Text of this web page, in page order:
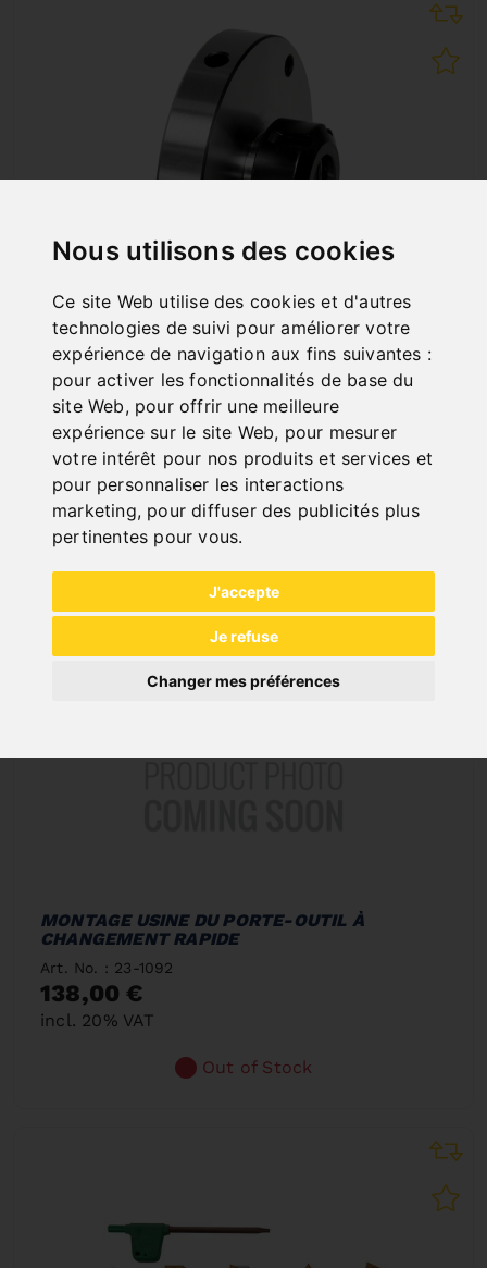
Nous utilisons des cookies
Ce site Web utilise des cookies et d'autres
technologies de suivi pour améliorer votre
expérience de navigation aux fins suivantes :
pour activer les fonctionnalités de base du
site Web, pour offrir une meilleure
expérience sur le site Web, pour mesurer
votre intérêt pour nos produits et services et
pour personnaliser les interactions
marketing, pour diffuser des publicités plus
pertinentes pour vous.
J'accepte
Je refuse
Changer mes préférences
MANDRIN PORTE-PINCE ER 25 - D 72
Art. No. : 22-1082
102,00 €
incl. 20% VAT
Deliverable Soon
Deliverable by 1 oct. 2026
MONTAGE USINE DU PORTE-OUTIL À
CHANGEMENT RAPIDE
Art. No. : 23-1092
138,00 €
incl. 20% VAT
Out of Stock